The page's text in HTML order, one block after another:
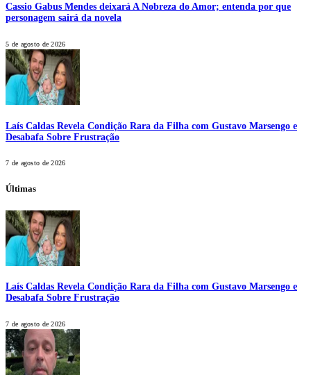
Cassio Gabus Mendes deixará A Nobreza do Amor; entenda por que
personagem sairá da novela
5 de agosto de 2026
Laís Caldas Revela Condição Rara da Filha com Gustavo Marsengo e
Desabafa Sobre Frustração
7 de agosto de 2026
Últimas
Laís Caldas Revela Condição Rara da Filha com Gustavo Marsengo e
Desabafa Sobre Frustração
7 de agosto de 2026